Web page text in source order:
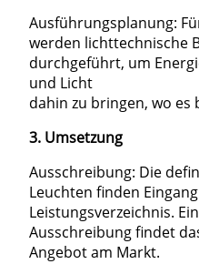
Ausführungsplanung:
werden lichttechnische
durchgeführt, um
und Licht
dahin zu bringen, wo es
3. Umsetzung
Ausschreibung: Die
Leuchten ﬁnden
Leistungsverzeichnis.
Ausschreibung ﬁndet
Angebot am Markt.